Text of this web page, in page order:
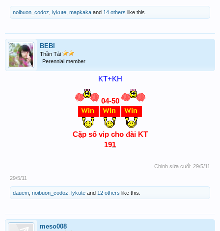
noibuon_codoz lykute mapkaka and 14 others like this.
BEBI
Thần Tài
Perennial member
KT+KH
04-50
Cặp số vip cho đài KT
191
Chỉnh sửa cuối: 29/5/11
29/5/11
dauem noibuon_codoz lykute and 12 others like this.
meso008